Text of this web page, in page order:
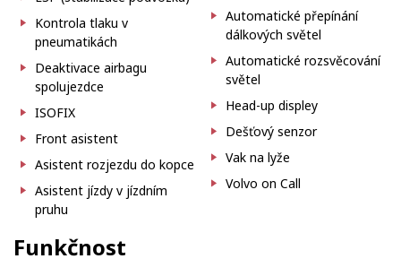
Kontrola tlaku v
pneumatikách
Deaktivace airbagu
spolujezdce
ISOFIX
Front asistent
Asistent rozjezdu do kopce
Asistent jízdy v jízdním
pruhu
Automatické přepínání
dálkových světel
Automatické rozsvěcování
světel
Head-up displey
Dešťový senzor
Vak na lyže
Volvo on Call
Funkčnost